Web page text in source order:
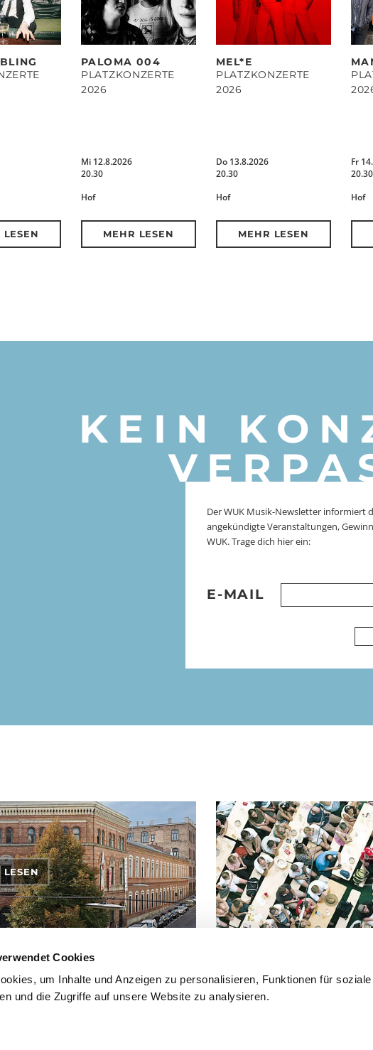
Cookies
um Inhalte und Anzeigen zu personalisieren, Funktionen für
und die Zugriffe auf unsere Website zu analysieren.
LESEN
PALOMA 004
PLATZKONZERTE
2026
Mi 12.8.2026
20.30
Hof
MEHR LESEN
MEL*E
PLATZKONZERTE
2026
Do 13.8.2026
20.30
Hof
MEHR LESEN
Fr
20.30
Hof
KEIN
Der WUK Musik-Newsletter informiert
angekündigte Veranstaltungen,
WUK. Trage dich hier ein:
E-MAIL
LESEN
zu Fuß, mit dem Fahrrad oder mit
FAQ
Häufig gestellte Fragen und